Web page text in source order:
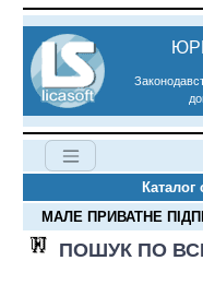
МАЛЕ ПРИВАТНЕ
ПОШУК ПО